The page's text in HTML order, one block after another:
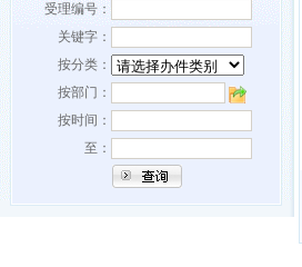
受理编号：
关键字：
按分类：
按部门：
按时间：
至：